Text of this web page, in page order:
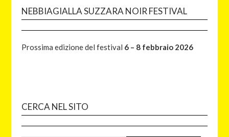
NEBBIAGIALLA SUZZARA NOIR FESTIVAL
Prossima edizione del festival 6 – 8 febbraio 2026
CERCA NEL SITO